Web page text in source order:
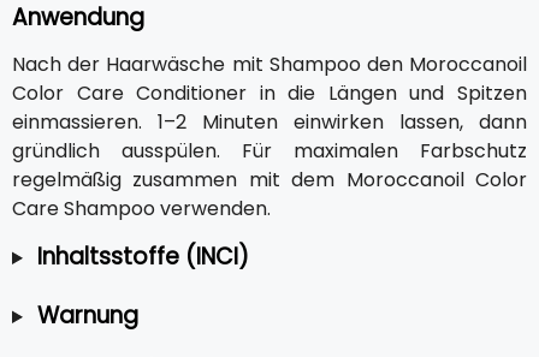
Anwendung
Nach der Haarwäsche mit Shampoo den Moroccanoil
Color Care Conditioner in die Längen und Spitzen
einmassieren. 1–2 Minuten einwirken lassen, dann
gründlich ausspülen. Für maximalen Farbschutz
regelmäßig zusammen mit dem Moroccanoil Color
Care Shampoo verwenden.
Inhaltsstoffe (INCI)
Warnung